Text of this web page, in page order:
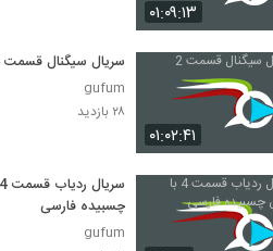
۰۱:۰۹:۱۳
۰۱:۰۲:۴۱
سریال سیگنال قسمت 2
gufum
۲۸ بازدید
چسبیده فارسی
gufum